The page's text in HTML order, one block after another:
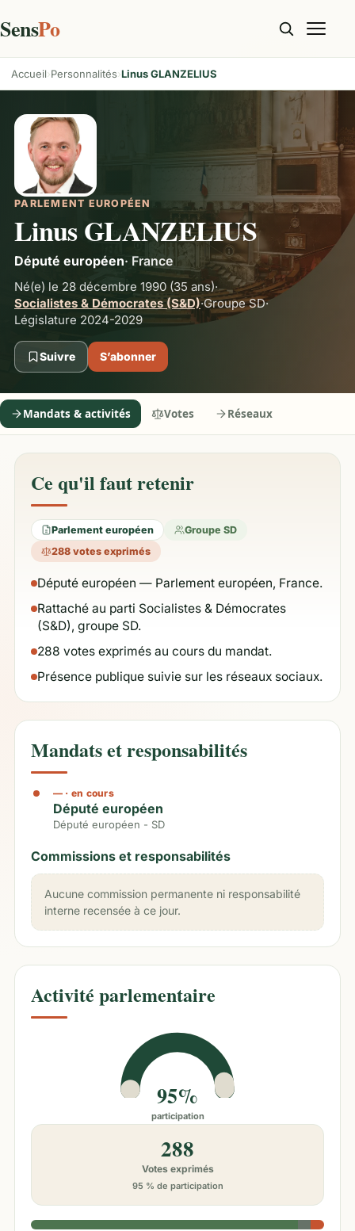
SensPo
Accueil Personnalités Linus GLANZELIUS
PARLEMENT EUROPÉEN
Linus GLANZELIUS
Député européen· France
Né(e) le 28 décembre 1990 (35 ans)·
Socialistes & Démocrates (S&D)·GroupeSD·
Législature 2024-2029
Suivre S’abonner
Mandats & activités Votes Réseaux
Ce qu'il faut retenir
Parlement européen
Groupe SD
288 votes exprimés
Député européen — Parlement européen, France.
Rattaché au parti Socialistes & Démocrates
(S&D), groupe SD.
288 votes exprimés au cours du mandat.
Présence publique suivie sur les réseaux sociaux.
Mandats et responsabilités
— · en cours
Député européen
Député européen - SD
Commissions et responsabilités
Aucune commission permanente ni responsabilité
interne recensée à ce jour.
Activité parlementaire
95%
participation
288
Votes exprimés
95 % de participation